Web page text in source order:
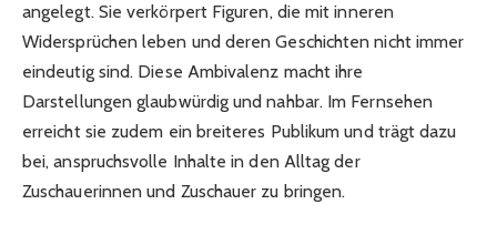
angelegt. Sie verkörpert Figuren, die mit inneren
Widersprüchen leben und deren Geschichten nicht immer
eindeutig sind. Diese Ambivalenz macht ihre
Darstellungen glaubwürdig und nahbar. Im Fernsehen
erreicht sie zudem ein breiteres Publikum und trägt dazu
bei, anspruchsvolle Inhalte in den Alltag der
Zuschauerinnen und Zuschauer zu bringen.